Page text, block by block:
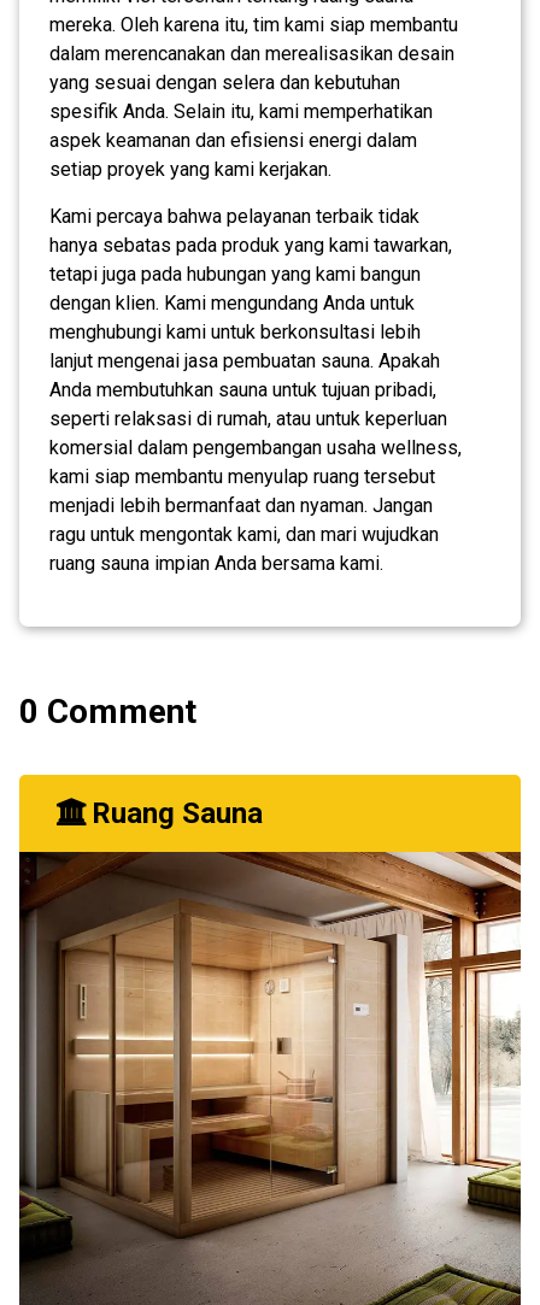
mereka. Oleh karena itu, tim kami siap membantu
dalam merencanakan dan merealisasikan desain
yang sesuai dengan selera dan kebutuhan
spesifik Anda. Selain itu, kami memperhatikan
aspek keamanan dan efisiensi energi dalam
setiap proyek yang kami kerjakan.
Kami percaya bahwa pelayanan terbaik tidak
hanya sebatas pada produk yang kami tawarkan,
tetapi juga pada hubungan yang kami bangun
dengan klien. Kami mengundang Anda untuk
menghubungi kami untuk berkonsultasi lebih
lanjut mengenai jasa pembuatan sauna. Apakah
Anda membutuhkan sauna untuk tujuan pribadi,
seperti relaksasi di rumah, atau untuk keperluan
komersial dalam pengembangan usaha wellness,
kami siap membantu menyulap ruang tersebut
menjadi lebih bermanfaat dan nyaman. Jangan
ragu untuk mengontak kami, dan mari wujudkan
ruang sauna impian Anda bersama kami.
0 Comment
Ruang Sauna